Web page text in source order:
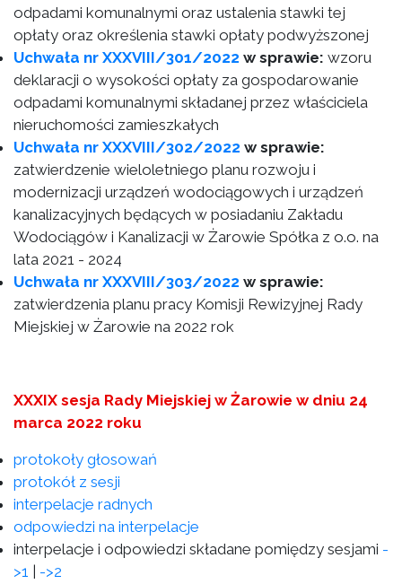
odpadami komunalnymi oraz ustalenia stawki tej
opłaty oraz określenia stawki opłaty podwyższonej
Uchwała nr XXXVIII/301/2022 w sprawie: wzoru
deklaracji o wysokości opłaty za gospodarowanie
odpadami komunalnymi składanej przez właściciela
nieruchomości zamieszkałych
Uchwała nr XXXVIII/302/2022 w sprawie:
zatwierdzenie wieloletniego planu rozwoju i
modernizacji urządzeń wodociągowych i urządzeń
kanalizacyjnych będących w posiadaniu Zakładu
Wodociągów i Kanalizacji w Żarowie Spółka z o.o. na
lata 2021 - 2024
Uchwała nr XXXVIII/303/2022 w sprawie:
zatwierdzenia planu pracy Komisji Rewizyjnej Rady
Miejskiej w Żarowie na 2022 rok
XXXIX sesja Rady Miejskiej w Żarowie w dniu 24
marca 2022 roku
protokoły głosowań
protokół z sesji
interpelacje radnych
odpowiedzi na interpelacje
interpelacje i odpowiedzi składane pomiędzy sesjami -
>1
->2